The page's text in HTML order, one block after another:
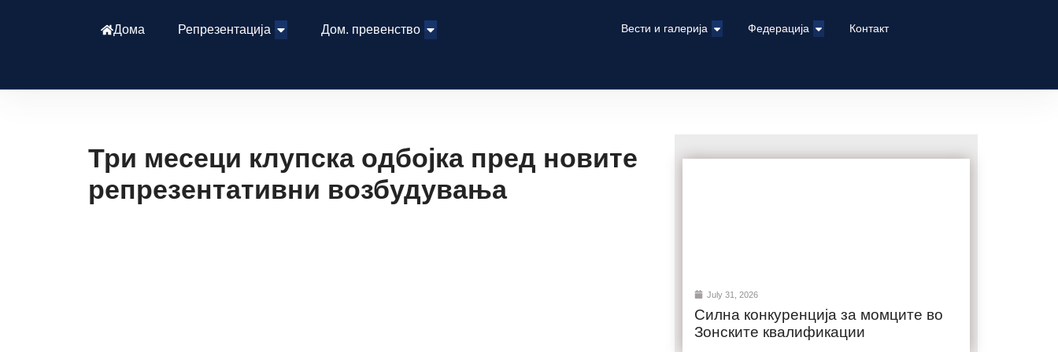
Дома Репрезентација Дом. превенство Вести и галерија Федерација Контакт
Три месеци клупска одбојка пред новите
репрезентативни возбудувања
July 31, 2026
Силна конкуренција за момците во
Зонските квалификации